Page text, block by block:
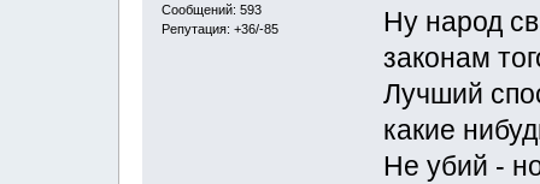
Сообщений: 593
Репутация: +36/-85
Ну народ
законам
Лучший
какие
Не убий -